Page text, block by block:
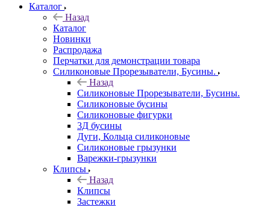
Каталог
Назад
Каталог
Новинки
Распродажа
Перчатки для демонстрации товара
Силиконовые Прорезыватели, Бусины.
Назад
Силиконовые Прорезыватели, Бусины.
Силиконовые бусины
Силиконовые фигурки
3Д бусины
Дуги, Кольца силиконовые
Силиконовые грызунки
Варежки-грызунки
Клипсы
Назад
Клипсы
Застежки